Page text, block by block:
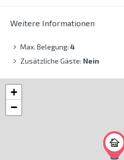
Weitere Informationen
Max. Belegung: 4
Zusätzliche Gäste: Nein
+
−